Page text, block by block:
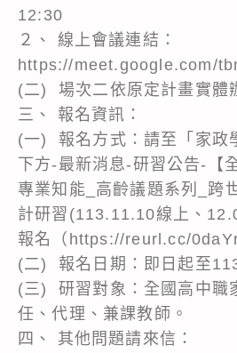
12:30
２、 線上會議連結：
https://meet.google.com/
(二) 場次二依原定計畫實體
三、 報名資訊：
(一) 報名方式：請至「家政
下方-最新消息-研習公告-【
專業知能_高齡議題系列_跨
計研習(113.11.10線上、
報名（https://reurl.cc/
(二) 報名日期：即日起至
(三) 研習對象：全國高中職
任、代理、兼課教師。
四、 其他問題請來信：